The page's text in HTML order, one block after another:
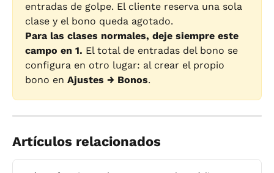
entradas de golpe. El cliente reserva una sola
clase y el bono queda agotado.
Para las clases normales, deje siempre este
campo en 1. El total de entradas del bono se
configura en otro lugar: al crear el propio
bono en Ajustes → Bonos.
Artículos relacionados